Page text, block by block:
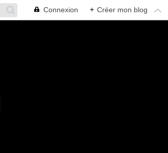
Connexion + Créer mon blog